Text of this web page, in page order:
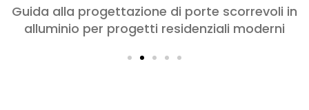
Scegliere le porte in alluminio per camere da
letto e soggiorni: Comfort, Stile, e Privacy